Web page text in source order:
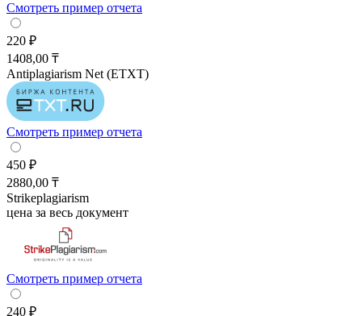
Смотреть пример отчета
220 ₽
1408,00 ₸
Antiplagiarism Net (ETXT)
Смотреть пример отчета
450 ₽
2880,00 ₸
Strikeplagiarism
цена за весь документ
Смотреть пример отчета
240 ₽